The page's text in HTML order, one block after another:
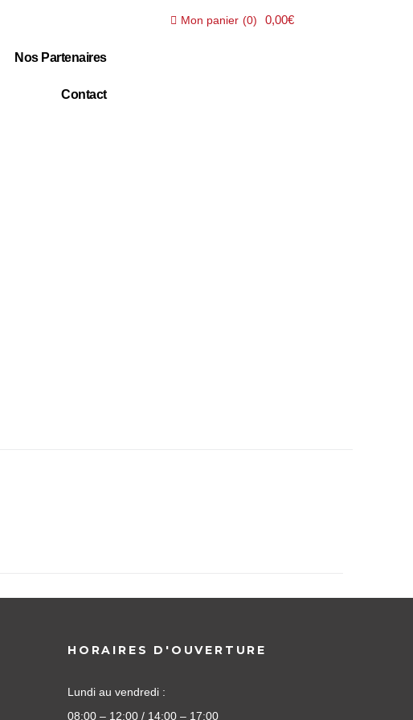
Nos Partenaires
Contact
Mon panier (0) 0,00€
HORAIRES D'OUVERTURE
Lundi au vendredi :
08:00 – 12:00 / 14:00 – 17:00